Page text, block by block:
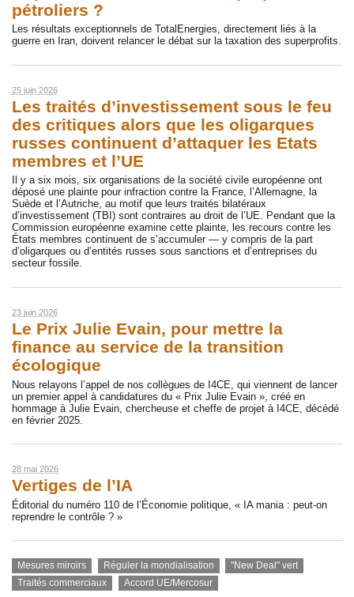
pétroliers ?
Les résultats exceptionnels de TotalEnergies, directement liés à la
guerre en Iran, doivent relancer le débat sur la taxation des superprofits.
25 juin 2026
Les traités d’investissement sous le feu
des critiques alors que les oligarques
russes continuent d’attaquer les Etats
membres et l’UE
Il y a six mois, six organisations de la société civile européenne ont
déposé une plainte pour infraction contre la France, l’Allemagne, la
Suède et l’Autriche, au motif que leurs traités bilatéraux
d’investissement (TBI) sont contraires au droit de l’UE. Pendant que la
Commission européenne examine cette plainte, les recours contre les
États membres continuent de s’accumuler — y compris de la part
d’oligarques ou d’entités russes sous sanctions et d’entreprises du
secteur fossile.
23 juin 2026
Le Prix Julie Evain, pour mettre la
finance au service de la transition
écologique
Nous relayons l’appel de nos collègues de I4CE, qui viennent de lancer
un premier appel à candidatures du « Prix Julie Evain », créé en
hommage à Julie Evain, chercheuse et cheffe de projet à I4CE, décédé
en février 2025.
28 mai 2026
Vertiges de l’IA
Éditorial du numéro 110 de l’Économie politique, « IA mania : peut-on
reprendre le contrôle ? »
Mesures miroirs Réguler la mondialisation
"New Deal" vert
Traités commerciaux
Accord UE/Mercosur